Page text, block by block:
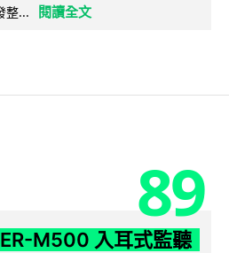
整...
閱讀全文
89
M500 入耳式監聽